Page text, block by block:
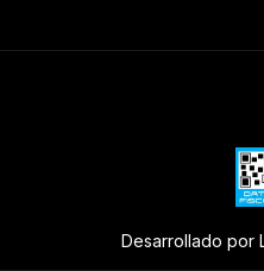
Desarrollado por